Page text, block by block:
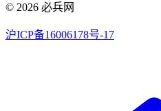
© 2026 必兵网
沪ICP备16006178号-17